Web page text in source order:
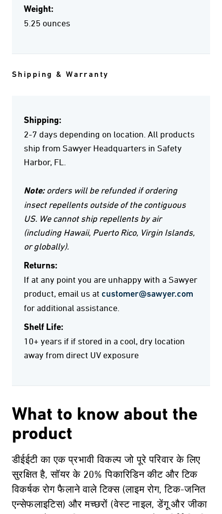
Weight:
5.25 ounces
Shipping & Warranty
Shipping:
2-7 days depending on location. All products
ship from Sawyer Headquarters in Safety
Harbor, FL.
Note: orders will be refunded if ordering
insect repellents outside of the contiguous
US. We cannot ship repellents by air
(including Hawaii, Puerto Rico, Virgin Islands,
or globally).
Returns:
If at any point you are unhappy with a Sawyer
product, email us at customer@sawyer.com
for additional assistance.
Shelf Life:
10+ years if if stored in a cool, dry location
away from direct UV exposure
What to know about the
product
डीईईटी का एक प्रभावी विकल्प जो पूरे परिवार के लिए
सुरक्षित है, सॉयर के 20% पिकारिडिन कीट और टिक
विकर्षक रोग फैलाने वाले टिक्स (लाइम रोग, टिक-जनित
एन्सेफलाइटिस) और मच्छरों (वेस्ट नाइल, डेंगू और जीका